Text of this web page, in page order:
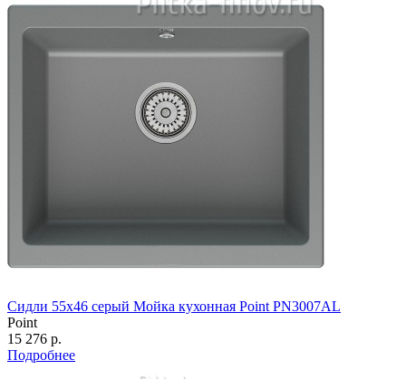
Сидли 55х46 серый Мойка кухонная Point PN3007AL
Point
15 276 р.
Подробнее